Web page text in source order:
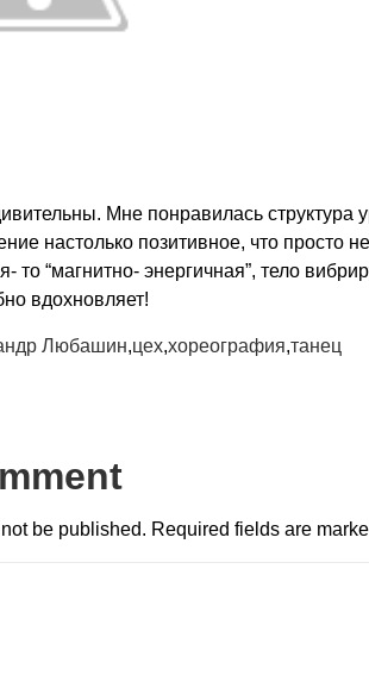
Мне понравилась структура
настолько позитивное, что просто
то “магнитно- энергичная”, тело
вдохновляет!
Любашин,цех,хореография,танец
be published. Required fields are